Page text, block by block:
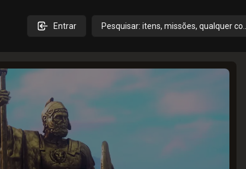
Entrar Pesquisar: itens, missões, qualquer